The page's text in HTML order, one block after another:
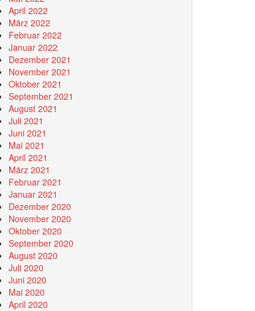
April 2022
März 2022
Februar 2022
Januar 2022
Dezember 2021
November 2021
Oktober 2021
September 2021
August 2021
Juli 2021
Juni 2021
Mai 2021
April 2021
März 2021
Februar 2021
Januar 2021
Dezember 2020
November 2020
Oktober 2020
September 2020
August 2020
Juli 2020
Juni 2020
Mai 2020
April 2020